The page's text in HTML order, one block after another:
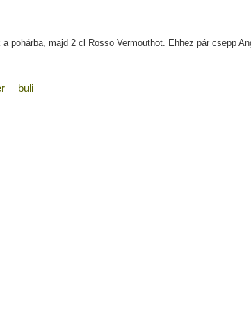
pohárba, majd 2 cl Rosso Vermouthot. Ehhez pár csepp
buli